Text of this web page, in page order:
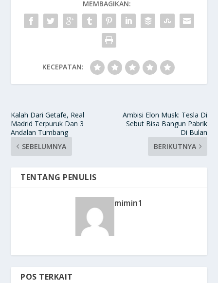
MEMBAGIKAN:
KECEPATAN:
Kalah Dari Getafe, Real
Madrid Terpuruk Dan 3
Andalan Tumbang
SEBELUMNYA
Ambisi Elon Musk: Tesla Di
Sebut Bisa Bangun Pabrik
Di Bulan
BERIKUTNYA
TENTANG PENULIS
mimin1
POS TERKAIT